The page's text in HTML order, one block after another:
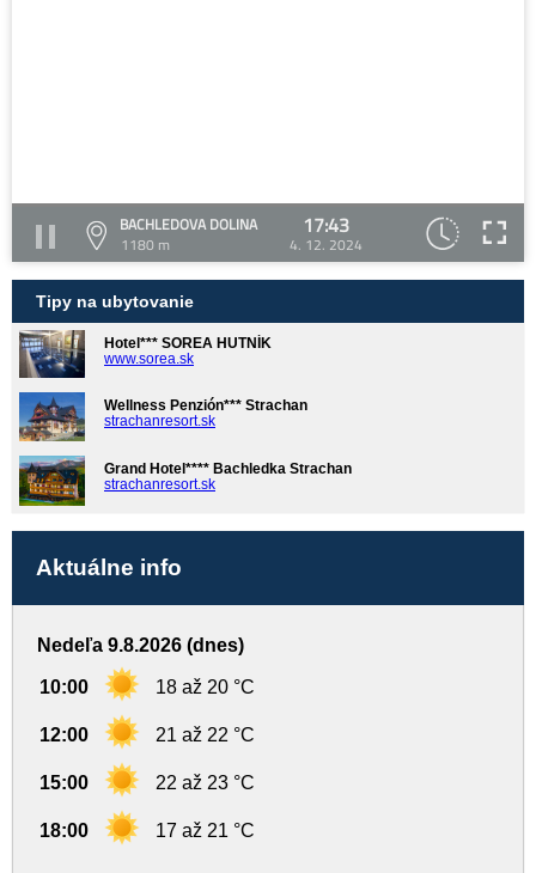
BACHLEDOVA DOLINA
1180 m
17:43
4. 12. 2024
Tipy na ubytovanie
Hotel*** SOREA HUTNÍK
www.sorea.sk
Wellness Penzión*** Strachan
strachanresort.sk
Grand Hotel**** Bachledka Strachan
strachanresort.sk
Aktuálne info
Nedeľa 9.8.2026 (dnes)
10:00 18 až 20 °C
12:00 21 až 22 °C
15:00 22 až 23 °C
18:00 17 až 21 °C